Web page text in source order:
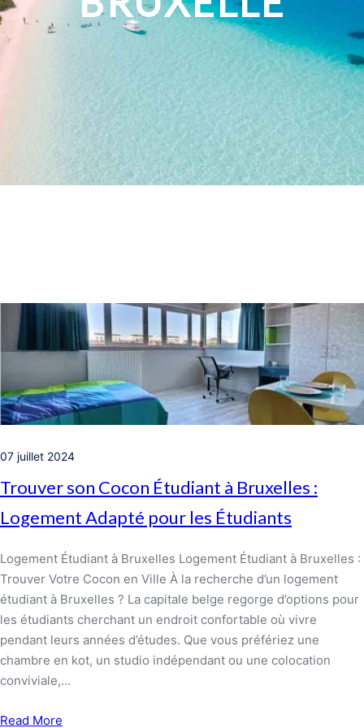
07 juillet 2024
Trouver son Cocon Étudiant à Bruxelles :
Logement Adapté pour les Étudiants
Logement Étudiant à Bruxelles Logement Étudiant à Bruxelles :
Trouver Votre Cocon en Ville À la recherche d’un logement
étudiant à Bruxelles ? La capitale belge regorge d’options pour
les étudiants cherchant un endroit confortable où vivre
pendant leurs années d’études. Que vous préfériez une
chambre en kot, un studio indépendant ou une colocation
conviviale,…
Read More